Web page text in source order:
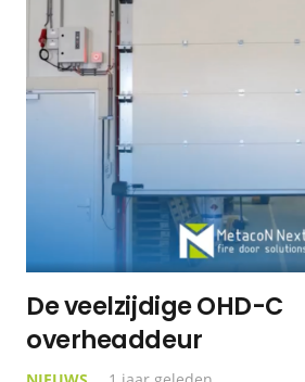
De veelzijdige OHD-C
overheaddeur